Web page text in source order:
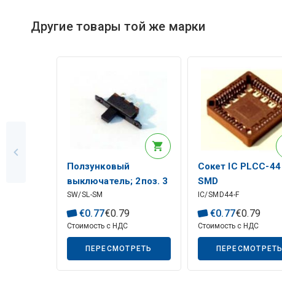
Другие товары той же марки
Ползунковый
выключатель; 2поз. 3
контакта, ВКЛ-ВКЛ
0,5 А / 125 В
переменного тока;
ДПДТ; 19,0x5,0x12,0
SW/SL-SM
€0.77€0.79
Стоимость с НДС
ПЕРЕСМОТРЕТЬ
Сокет IC PLCC-44
SMD
IC/SMD44-F
€0.77€0.79
Стоимость с НДС
ПЕРЕСМОТРЕТЬ